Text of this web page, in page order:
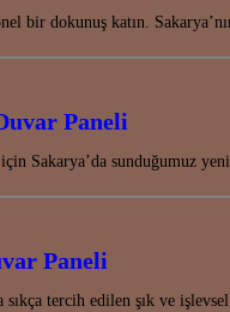
bir dokunuş katın.
Paneli
Sakarya’da sunduğumuz
Paneli
sıkça tercih edilen şık ve